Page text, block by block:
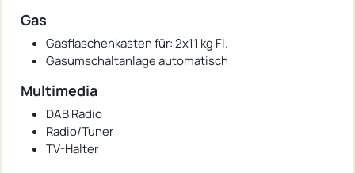
Gas
Gasflaschenkasten für: 2x11 kg Fl.
Gasumschaltanlage automatisch
Multimedia
DAB Radio
Radio/Tuner
TV-Halter